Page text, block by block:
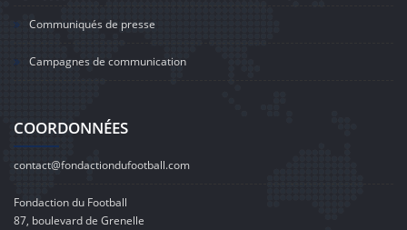
Communiqués de presse
Campagnes de communication
COORDONNÉES
contact@fondactiondufootball.com
Fondaction du Football
87, boulevard de Grenelle